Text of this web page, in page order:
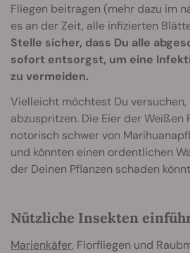
Fliegen beitragen (mehr dazu im
es an der Zeit, alle infizierten
Stelle sicher, dass Du alle
sofort entsorgst, um eine
zu vermeiden.
Vielleicht möchtest Du versuchen,
abzuspritzen. Die Eier der Weißen
notorisch schwer von
und könnten einen ordentlichen
der Deinen Pflanzen schaden
Nützliche Insekten
Marienkäfer, Florfliegen und